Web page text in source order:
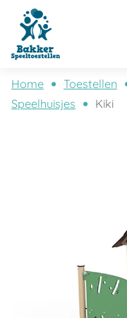
Home Toestellen
Speelhuisjes
Kiki